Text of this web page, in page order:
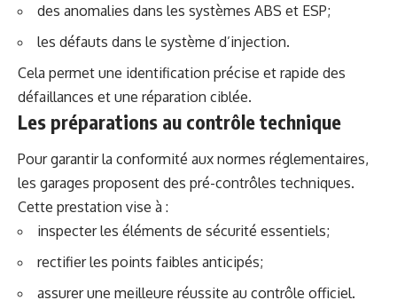
des anomalies dans les systèmes ABS et ESP;
les défauts dans le système d’injection.
Cela permet une identification précise et rapide des
défaillances et une réparation ciblée.
Les préparations au contrôle technique
Pour garantir la conformité aux normes réglementaires,
les garages proposent des pré-contrôles techniques.
Cette prestation vise à :
inspecter les éléments de sécurité essentiels;
rectifier les points faibles anticipés;
assurer une meilleure réussite au contrôle officiel.